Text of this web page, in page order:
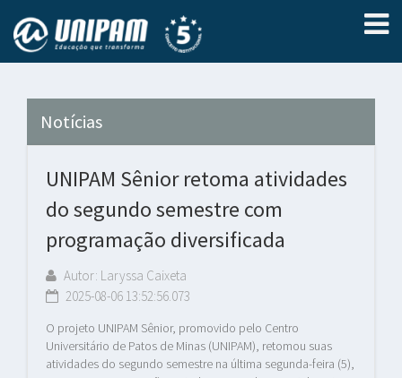
Notícias
UNIPAM Sênior retoma atividades
do segundo semestre com
programação diversificada
Autor: Laryssa Caixeta
2025-08-06 13:52:56.073
O projeto UNIPAM Sênior, promovido pelo Centro
Universitário de Patos de Minas (UNIPAM), retomou suas
atividades do segundo semestre na última segunda-feira (5),